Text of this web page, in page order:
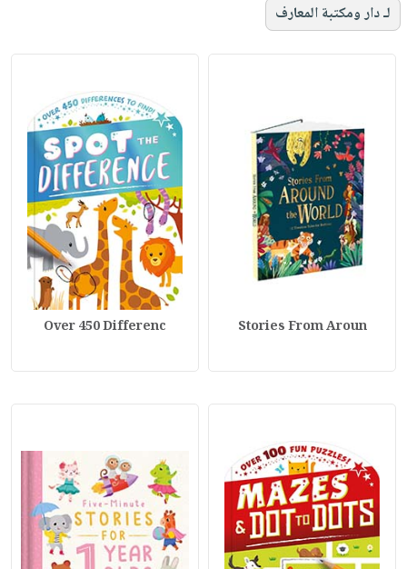
لـ دار ومكتبة المعارف
Stories From Aroun
Over 450 Differenc